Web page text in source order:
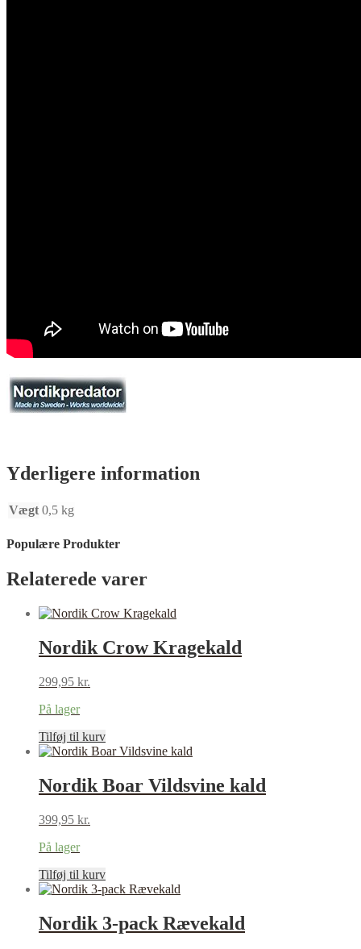
Yderligere information
Vægt 0,5 kg
Populære Produkter
Relaterede varer
Nordik Crow Kragekald
299,95 kr.
På lager
Tilføj til kurv
Nordik Boar Vildsvine kald
399,95 kr.
På lager
Tilføj til kurv
Nordik 3-pack Rævekald